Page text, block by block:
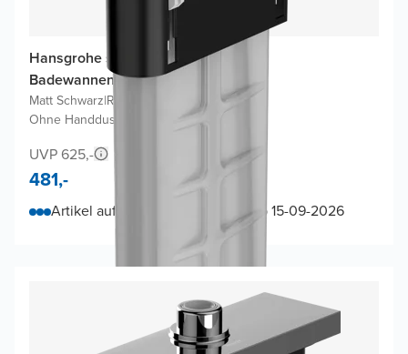
Hansgrohe sBox Square Fertigset
Badewannenrandarmatur
Matt Schwarz|Rechteckig
Ohne Handdusche und Brauseschlauch
UVP 625,-
481,-
Artikel auf Bestellung, lieferbar ab 15-09-2026